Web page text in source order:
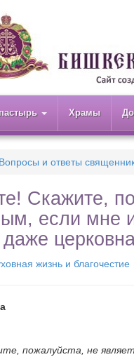
Храмы
Вопросы и ответы
Скажите,
если мне
жизнь и благочестие
пожалуйста, не